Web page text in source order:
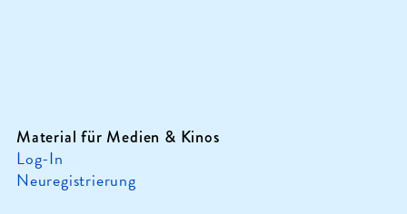
Material für Medien & Kinos
Log-In
Neuregistrierung